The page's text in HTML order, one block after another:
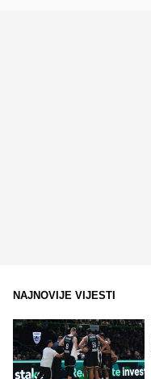
NAJNOVIJE VIJESTI